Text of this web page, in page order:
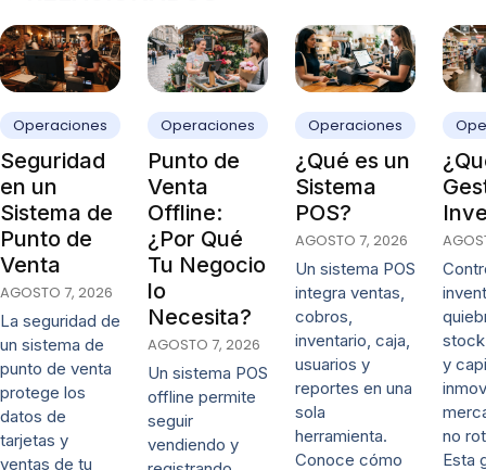
Operaciones
Seguridad
en un
Sistema de
Punto de
Venta
AGOSTO 7, 2026
La seguridad de
un sistema de
punto de venta
protege los
datos de
tarjetas y
ventas de tu
Operaciones
Punto de
Venta
Offline:
¿Por Qué
Tu Negocio
lo
Necesita?
AGOSTO 7, 2026
Un sistema POS
offline permite
seguir
vendiendo y
Operaciones
¿Qué es un
Sistema
POS?
AGOSTO 7, 2026
Un sistema POS
integra ventas,
cobros,
inventario, caja,
usuarios y
reportes en una
sola
herramienta.
Conoce cómo
y
no
Esta